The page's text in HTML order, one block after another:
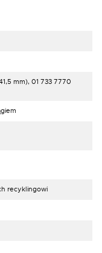
mm), 01 733 7770
recyklingowi